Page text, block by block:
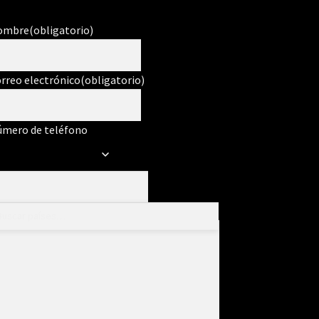
(obligatorio)
electrónico(obligatorio)
de teléfono